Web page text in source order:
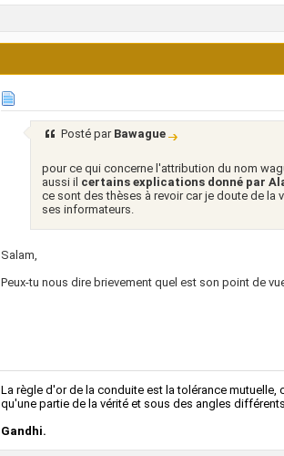
Posté par Bawague
pour ce qui concerne l'attribution du nom
aussi il certains explications donné par
ce sont des thèses à revoir car je doute de la
ses informateurs.
Salam,
Peux-tu nous dire brievement quel est son point de
La règle d'or de la conduite est la tolérance
qu'une partie de la vérité et sous des angles
Gandhi.